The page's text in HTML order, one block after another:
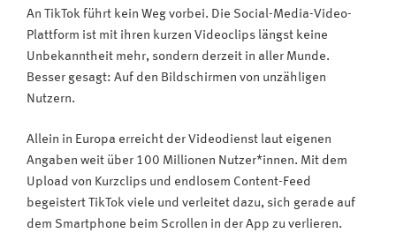
An TikTok führt kein Weg vorbei. Die Social-Media-Video-
Plattform ist mit ihren kurzen Videoclips längst keine
Unbekanntheit mehr, sondern derzeit in aller Munde.
Besser gesagt: Auf den Bildschirmen von unzähligen
Nutzern.
Allein in Europa erreicht der Videodienst laut eigenen
Angaben weit über 100 Millionen Nutzer*innen. Mit dem
Upload von Kurzclips und endlosem Content-Feed
begeistert TikTok viele und verleitet dazu, sich gerade auf
dem Smartphone beim Scrollen in der App zu verlieren.